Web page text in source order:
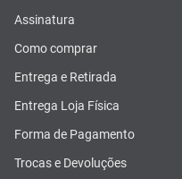
Assinatura
Como comprar
Entrega e Retirada
Entrega Loja Física
Forma de Pagamento
Trocas e Devoluções